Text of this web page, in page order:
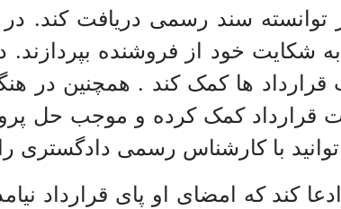
توانسته سند رسمی دریافت کند.
شکایت خود از فروشنده
ها کمک کند . همچنین در
قرارداد کمک کرده و موجب حل
با کارشناس رسمی دادگستری
کند که امضای او پای قرارداد